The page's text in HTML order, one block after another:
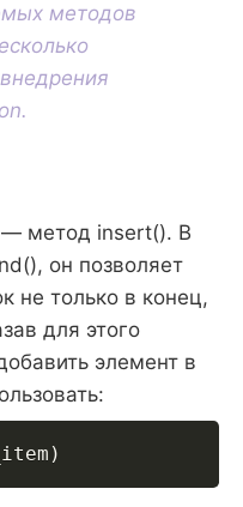
методов
метод insert(). В
он позволяет
не только в конец,
для этого
элемент в
)